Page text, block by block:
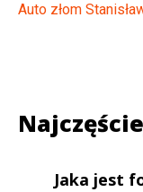
Auto złom
Jaka jest